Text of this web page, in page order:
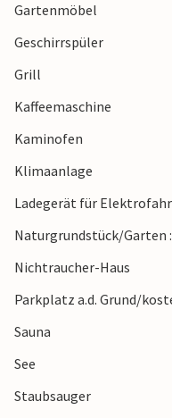
Gartenmöbel
Geschirrspüler
Grill
Kaffeemaschine
Kaminofen
Klimaanlage
Ladegerät für
Naturgrundstück/Garten
Nichtraucher-Haus
Parkplatz a.d. Grund/
Sauna
See
Staubsauger